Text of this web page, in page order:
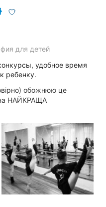
для детей
удобное время
ребенку.
обожнюю це
НАЙКРАЩА